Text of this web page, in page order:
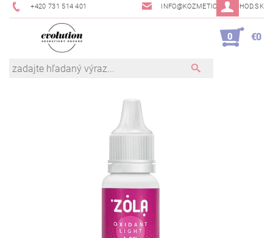
+420 731 514 401 INFO@KOZMETICKYOBCHOD.SK
0 €0